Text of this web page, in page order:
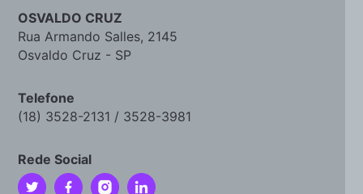
OSVALDO CRUZ
Rua Armando Salles, 2145
Osvaldo Cruz - SP
Telefone
(18) 3528-2131 / 3528-3981
Rede Social